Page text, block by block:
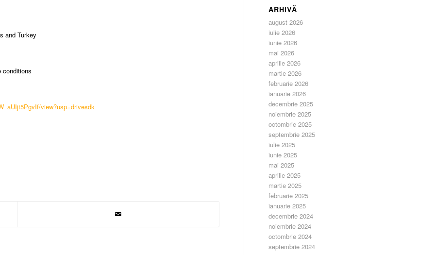
and Turkey
conditions
view?usp=drivesdk
ARHIVĂ
august 2026
iulie 2026
iunie 2026
mai 2026
aprilie 2026
martie 2026
februarie 2026
ianuarie 2026
decembrie 2025
noiembrie 2025
octombrie 2025
septembrie 2025
iulie 2025
iunie 2025
mai 2025
aprilie 2025
martie 2025
februarie 2025
ianuarie 2025
decembrie 2024
noiembrie 2024
octombrie 2024
septembrie 2024